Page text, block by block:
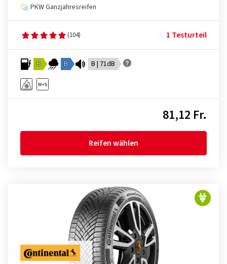
PKW Ganzjahresreifen
(104) 1 Testurteil
B B B | 71dB
81,12 Fr.
Reifen wählen